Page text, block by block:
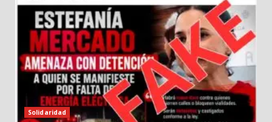
Solidaridad